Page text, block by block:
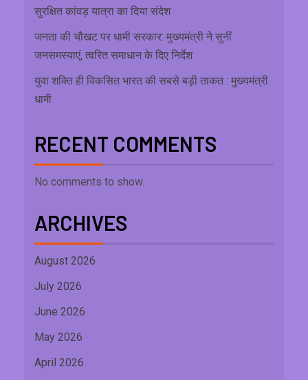
सुरक्षित कांवड़ यात्रा का दिया संदेश
जनता की चौखट पर धामी सरकार: मुख्यमंत्री ने सुनीं
जनसमस्याएं, त्वरित समाधान के दिए निर्देश
युवा शक्ति ही विकसित भारत की सबसे बड़ी ताकत : मुख्यमंत्री
धामी
RECENT COMMENTS
No comments to show.
ARCHIVES
August 2026
July 2026
June 2026
May 2026
April 2026